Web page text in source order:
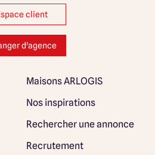
client
d'agence
Maisons ARLOGIS
Nos inspirations
Rechercher une annonce
Recrutement